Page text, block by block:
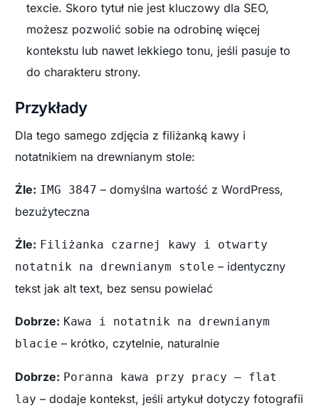
texcie. Skoro tytuł nie jest kluczowy dla SEO,
możesz pozwolić sobie na odrobinę więcej
kontekstu lub nawet lekkiego tonu, jeśli pasuje to
do charakteru strony.
Przykłady
Dla tego samego zdjęcia z filiżanką kawy i
notatnikiem na drewnianym stole:
Źle: IMG 3847 – domyślna wartość z WordPress,
bezużyteczna
Źle: Filiżanka czarnej kawy i otwarty
notatnik na drewnianym stole – identyczny
tekst jak alt text, bez sensu powielać
Dobrze: Kawa i notatnik na drewnianym
blacie – krótko, czytelnie, naturalnie
Dobrze: Poranna kawa przy pracy – flat
lay – dodaje kontekst, jeśli artykuł dotyczy fotografii